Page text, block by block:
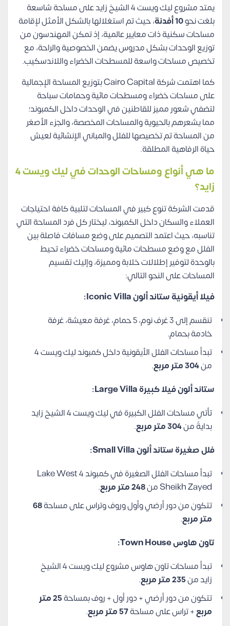
يمتد مشروع ليك ويست 4 الشيخ زايد على مساحة شاسعة
بلغت نحو10 أفدنة
، حيث تم استغلالها بالشكل الأمثل لإقامة
مساحات سكنية ذات معايير عالمية، إذ تمكن المهندسون من
توزيع الوحدات بشكل مدروس يضمن الخصوصية والراحة، مع
تخصيص مساحات واسعة للمسطحات الخضراء واللاندسكيب.
كما اهتمت شركة Cairo Capital بتوزيع المساحة الإجمالية
على مساحات خضراء ومسطحات مائية وحمامات سباحة
لتضفي شعور مميز للقاطنين في الوحدات داخل الكمبوند؛
مما يشعرهم بالحيوية والمساحات المخصصة، والجزء الأصغر
من المساحة تم تخصيصها للفلل والمباني الإنشائية لعيش
حياة الرفاهية المطلقة.
ما هي أنواع ومساحات الوحدات في ليك ويست 4
زايد؟
قدمت الشركة تنوع كبير في المساحات لتلبية كافة احتياجات
العملاء والسكان داخل الكمبوند، ليختار كل فرد المساحة التي
تناسبه، حيث اعتمد التصميم على وضع مسافات فاصلة بين
الفلل مع وضع مسطحات مائية ومساحات خضراء تحيط
بالوحدة لتوفير إطلالات خلابة ومميزة، وإليك تقسيم
المساحات على النحو التالي:
فيلا أيقونية ستاند ألون Iconic Villa:
تنقسم إلى 3 غرف نوم، 5 حمام، غرفة معيشة، غرفة
خادمة بحمام.
تبدأ مساحات الفلل الأيقونية داخل كمبوند ليك ويست 4
من304 متر مربع
.
ستاند ألون فيلا كبيرة Large Villa:
تأتي مساحات الفلل الكبيرة في ليك ويست 4 الشيخ زايد
بدايةً من304 متر مربع
.
فلل صغيرة ستاند ألون Small Villa:
تبدأ مساحات الفلل الصغيرة في كمبوند Lake West 4
Sheikh Zayed من
248 متر مربع
.
تتكون من دور أرضي وأول وروف وتراس على مساحة68
متر مربع.
تاون هاوس Town House:
تبدأ مساحات تاون هاوس مشروع ليك ويست 4 الشيخ
زايد من
.
تتكون من دور أرضي + دور أول + روف بمساحة
25 متر
مربع+ تراس على مساحة57 متر مربع
.